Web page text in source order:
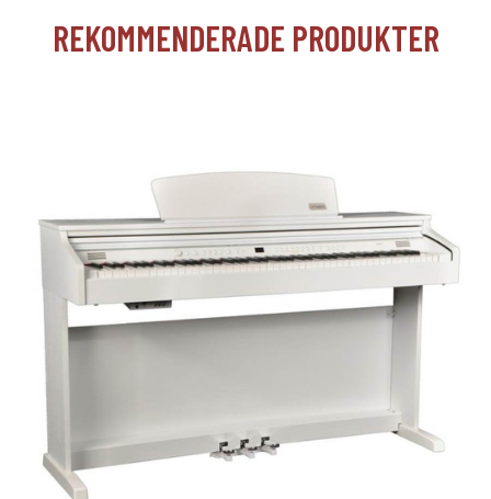
REKOMMENDERADE PRODUKTER